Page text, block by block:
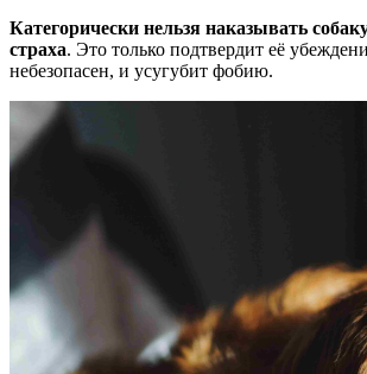
Категорически нельзя наказывать
страха. Это только подтвердит её
небезопасен, и усугубит фобию.